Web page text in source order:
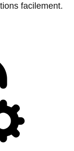
facilement.